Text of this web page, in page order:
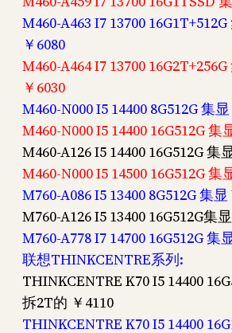
M460-A463 I7 13700
￥6080
M460-A464 I7 13700
￥6030
M460-N000 I5 14400 8G512G 集
M460-N000 I5 14400 16G512G 集
M460-A126 I5 14400 16G512G 集
M460-N000 I5 14500 16G512G 集
M760-A086 I5 13400 8G512G 集
M760-A126 I5 13400 16G512G集
M760-A778 I7 14700 16G512G 集
联想THINKCENTRE系列:
THINKCENTRE K70 I5 14400
拆2T的 ￥4110
THINKCENTRE K70 I5 14400